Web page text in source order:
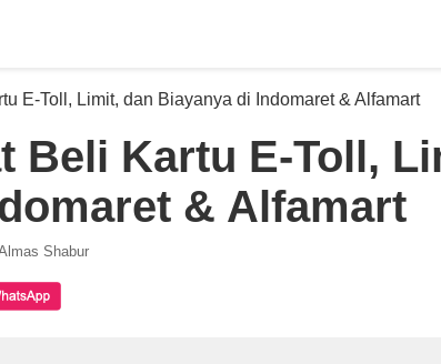
Beli Kartu E-Toll,
& Alfamart
Shabur